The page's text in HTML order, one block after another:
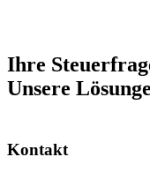
Ihre
Unsere
Kontakt